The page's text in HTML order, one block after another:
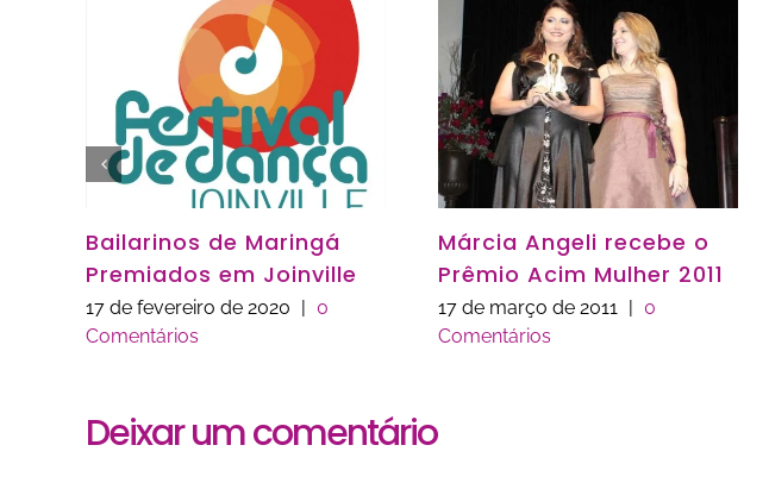
Bailarinos de Maringá
Premiados em Joinville
17 de fevereiro de 2020 | 0
Comentários
Márcia Angeli recebe o
Prêmio Acim Mulher 2011
17 de março de 2011 | 0
Comentários
Deixar um comentário